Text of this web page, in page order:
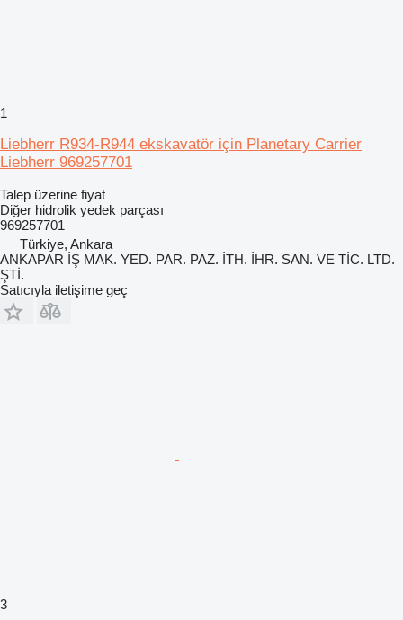
1
Liebherr R934-R944 ekskavatör için Planetary Carrier
Liebherr 969257701
Talep üzerine fiyat
Diğer hidrolik yedek parçası
969257701
Türkiye, Ankara
ANKAPAR İŞ MAK. YED. PAR. PAZ. İTH. İHR. SAN. VE TİC. LTD.
ŞTİ.
Satıcıyla iletişime geç
3